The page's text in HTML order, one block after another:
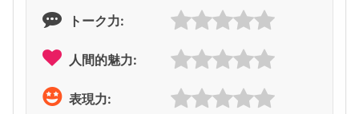
トーク力:
人間的魅力:
表現力: